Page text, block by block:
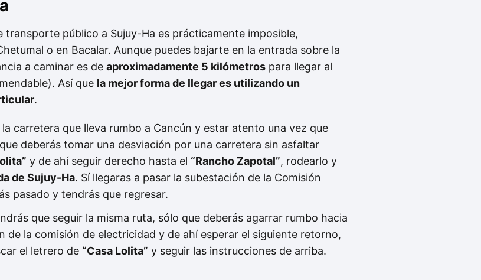
transporte público a Sujuy-Ha es prácticamente imposible,
o en Bacalar. Aunque puedes bajarte en la entrada sobre la
a caminar es de aproximadamente 5 kilómetros para llegar al
Así que la mejor forma de llegar es utilizando un
.
carretera que lleva rumbo a Cancún y estar atento una vez que
deberás tomar una desviación por una carretera sin asfaltar
y de ahí seguir derecho hasta el “Rancho Zapotal”, rodearlo y
de Sujuy-Ha. Sí llegaras a pasar la subestación de la Comisión
pasado y tendrás que regresar.
que seguir la misma ruta, sólo que deberás agarrar rumbo hacia
de la comisión de electricidad y de ahí esperar el siguiente retorno,
el letrero de “Casa Lolita” y seguir las instrucciones de arriba.